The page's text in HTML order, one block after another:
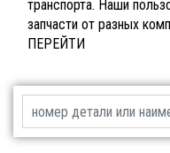
транспорта. Наши
запчасти от разных
ПЕРЕЙТИ